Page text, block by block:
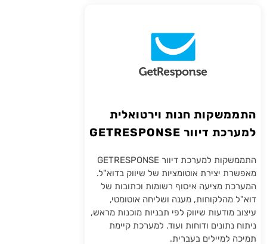
התממשקות חנות וירטואלית
למערכת דיוור GETRESPONSE
התממשקות למערכת דיוור GETRESPONSE
מאפשרת יצירת אוטומציות של שיווק בדוא"ל.
המערכת מציעה איסוף רשומות וכתובות של
דוא"ל מהלקוחות, מענה ושליחה אוטומטי,
עיצוב מודעות שיווק לפי תבניות מוכנות מראש,
ניתוח נתונים ודוחות ועוד. למערכת קיימת
תמיכה למיילים בעברית.